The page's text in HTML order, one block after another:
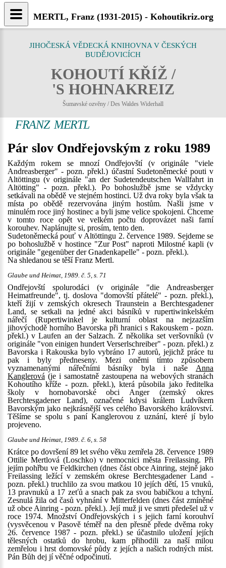
JIHOČESKÁ VĚDECKÁ KNIHOVNA V ČESKÝCH
BUDĚJOVICÍCH
KOHOUTÍ KŘÍŽ /
'S HOHNAKREIZ
Šumavské ozvěny / Des Waldes Widerhall
FRANZ MERTL
Pár slov Ondřejovským z roku 1989
Každým rokem se mnozí Ondřejovští (v originále "viele
Andreasberger" - pozn. překl.) účastní Sudetoněmecké pouti v
Altöttingu (v originále "an der Sudetendeutschen Wallfahrt in
Altötting" - pozn. překl.). Po bohoslužbě jsme se vždycky
setkávali na obědě ve stejném hostinci. Už dva roky byla však ta
místa po obědě rezervována jiným hostům. Našli jsme v
minulém roce jiný hostinec a byli jsme velice spokojeni. Chceme
v tomto roce opět ve velkém počtu doprovázet naši farní
korouhev. Naplánujte si, prosím, tento den.
Sudetoněmecká pouť v Altöttingu 2. července 1989. Sejdeme se
po bohoslužbě v hostince "Zur Post" naproti Milostné kapli (v
originále "gegenüber der Gnadenkapelle" - pozn. překl.).
Na shledanou se těší Franz Mertl.
Glaube und Heimat, 1989. č. 5, s. 71
Ondřejovští spolurodáci (v originále "die Andreasberger
Heimatfreunde", tj. doslova "domovští přátelé" - pozn. překl.),
kteří žijí v zemských okresech Traunstein a Berchtesgadener
Land, se setkali na jedné akci básníků v rupertiwinkelském
nářečí (Rupertiwinkel je kulturní oblast na nejzazším
jihovýchodě horního Bavorska při hranici s Rakouskem - pozn.
překl.) v Laufen an der Salzach. Z několika set veršovníků (v
originále "von einigen hundert Verserlschreiber" - pozn. překl.) z
Bavorska i Rakouska bylo vybráno 17 autorů, jejichž práce tu
pak i byly předneseny. Mezi oněmi tímto způsobem
vyznamenanými nářečními básníky byla i naše Anna
Kanglerová (je i samostatně zastoupena na webových stranách
Kohoutího kříže - pozn. překl.), která působila jako ředitelka
školy v hornobavorské obci Anger (zemský okres
Berchtesgadener Land), označené kdysi králem Ludvíkem
Bavorským jako nejkrásnější ves celého Bavorského království.
Těšíme se spolu s paní Kanglerovou z uznání, které jí bylo
projeveno.
Glaube und Heimat, 1989. č. 6, s. 58
Krátce po dovršení 89 let svého věku zemřela 28. července 1989
Ottilie Mertlová (Loschko) v nemocnici města Freilassing. Při
jejím pohřbu ve Feldkirchen (dnes část obce Ainring, stejně jako
Freilassing ležící v zemském okrese Berchtesgadener Land -
pozn. překl.) truchlilo za svou matkou 10 jejích dětí, 15 vnuků,
13 pravnuků a 17 zeťů a snach pak za svou babičkou a tchyní.
Zesnulá žila od časů vyhnání v Mitterfelden (dnes část zmíněné
už obce Ainring - pozn. překl.). Její muž ji ve smrti předešel už v
roce 1974. Množství Ondřejovských i s jejich farní korouhví
(vysvěcenou v Pasově téměř na den přesně přede dvěma roky
26. července 1987 - pozn. překl.) se účastnilo uložení jejích
tělesných ostatků do hrobu, kam přihodili za naší milou
zemřelou i hrst domovské půdy z jejích a našich rodných míst.
Pán Bůh dej jí věčné odpočinutí.
MERTL, Franz (1931-2015) - Kohoutikriz.org